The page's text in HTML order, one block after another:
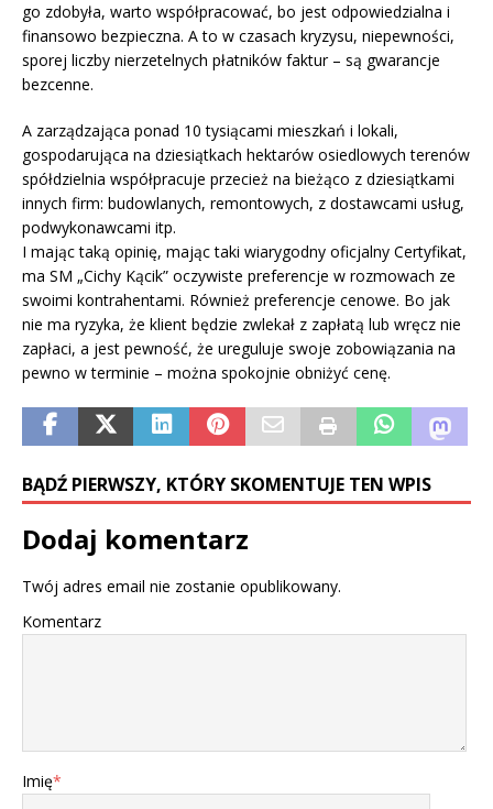
go zdobyła, warto współpracować, bo jest odpowiedzialna i
finansowo bezpieczna. A to w czasach kryzysu, niepewności,
sporej liczby nierzetelnych płatników faktur – są gwarancje
bezcenne.
A zarządzająca ponad 10 tysiącami mieszkań i lokali,
gospodarująca na dziesiątkach hektarów osiedlowych terenów
spółdzielnia współpracuje przecież na bieżąco z dziesiątkami
innych firm: budowlanych, remontowych, z dostawcami usług,
podwykonawcami itp.
I mając taką opinię, mając taki wiarygodny oficjalny Certyfikat,
ma SM „Cichy Kącik” oczywiste preferencje w rozmowach ze
swoimi kontrahentami. Również preferencje cenowe. Bo jak
nie ma ryzyka, że klient będzie zwlekał z zapłatą lub wręcz nie
zapłaci, a jest pewność, że ureguluje swoje zobowiązania na
pewno w terminie – można spokojnie obniżyć cenę.
BĄDŹ PIERWSZY, KTÓRY SKOMENTUJE TEN WPIS
Dodaj komentarz
Twój adres email nie zostanie opublikowany.
Komentarz
Imię*